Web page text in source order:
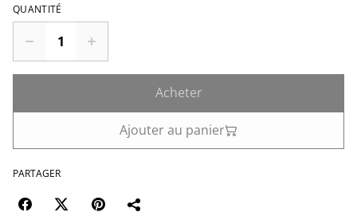
QUANTITÉ
Acheter
Ajouter au panier
PARTAGER